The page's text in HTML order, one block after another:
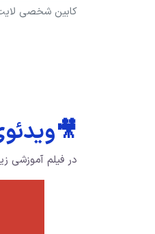
کابین شخصی
در فیلم آموزشی